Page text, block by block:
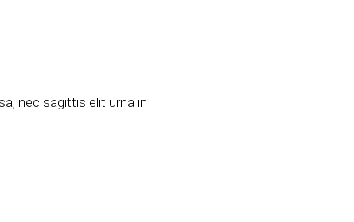
nec sagittis elit urna in